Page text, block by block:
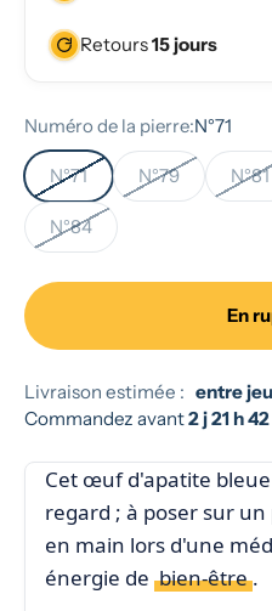
Retours15 jours
Numéro de la pierre:N°71
N°71 N°79 N°81
N°84
En
Livraison estimée : entre
Commandez avant2 j 21 h
Cet œuf d'apatite
regard ; à poser sur
en main lors d'une
énergie de bien-être .